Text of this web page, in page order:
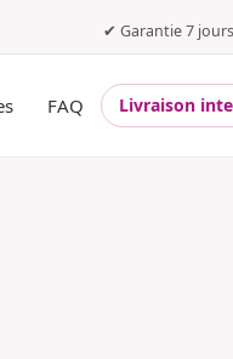
✔ Garantie 7 jours
FAQ Livraison